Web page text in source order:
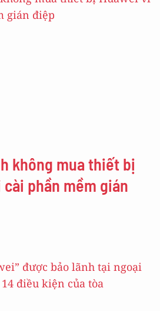
không mua thiết bị
phần mềm gián